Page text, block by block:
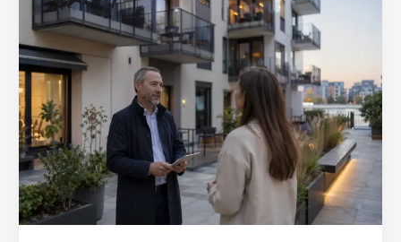
lag
om
hyrköp
2026:
påverkas
förvaltare,
BRF
och
företag